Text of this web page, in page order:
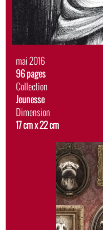
Date
de
sortie
mai 2016
Album
96 pages
Collection
Jeunesse
Dimension
17 cm x 22 cm